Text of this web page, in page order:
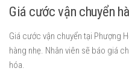
Giá cước vận chuyển
Giá cước vận chuyển tại Phượng
hàng nhẹ. Nhân viên sẽ báo giá
hóa.